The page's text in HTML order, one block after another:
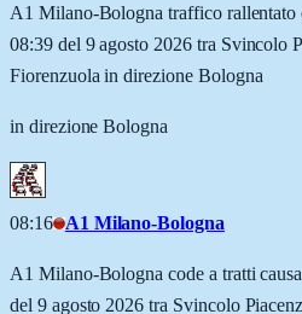
A1 Milano-Bologna traffico rallentato
08:39 del 9 agosto 2026 tra Svincolo
Fiorenzuola in direzione Bologna
in direzione Bologna
08:16 A1 Milano-Bologna
A1 Milano-Bologna code a tratti
del 9 agosto 2026 tra Svincolo